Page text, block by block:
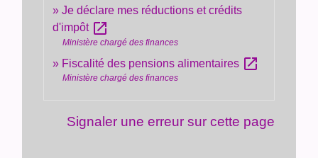
Je déclare mes réductions et crédits
d'impôt open_in_new
Ministère chargé des finances
Fiscalité des pensions alimentaires open_in_new
Ministère chargé des finances
Signaler une erreur sur cette page